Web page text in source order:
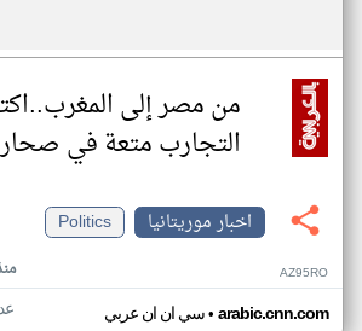
من مصر إلى
التجارب متعة في
اخبار موريتانيا
Politics
AZ95RO
سي ان ان عربي• arabic.cnn.com عدد